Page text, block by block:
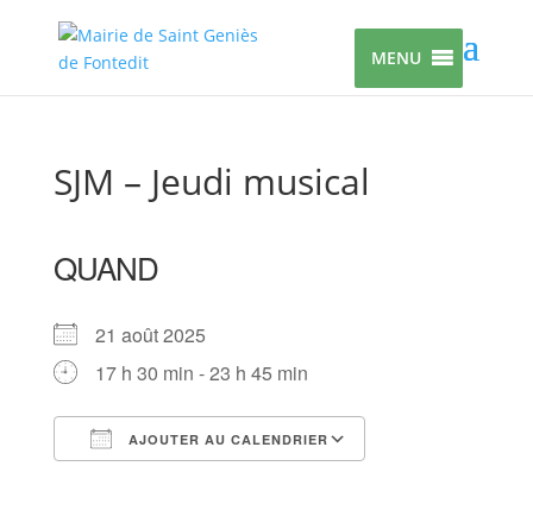
MENU
SJM – Jeudi musical
QUAND
21 août 2025
17 h 30 min - 23 h 45 min
AJOUTER AU CALENDRIER